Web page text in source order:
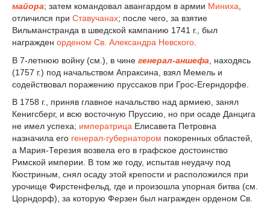
майора; затем командовал авангардом в армии Миниха
отличился при Ставучанах; после чего, за взятие
Вильманстранда в шведской кампанию 1741 г., был
награжден орденом Св. Александра Невского
В 7-летнюю войну (см.), в чине генерал-аншефа , находясь
(1757 г.) под начальством Апраксина, взял Мемель и
содействовал поражению пруссаков при Грос-Егерндорфе.
В 1758 г., приняв главное начальство над армиею, занял
Кенигсберг, и всю восточную Пруссию, но при осаде Данцига
не имел успеха; императрица Елисавета Петровна
назначила его генерал-губернатором покоренных областей,
а Мария-Терезия возвела его в графское достоинство
Римской империи. В том же году, испытав неудачу под
Кюстриным, снял осаду этой крепости и расположился при
урочище Фирстенфельд, где и произошла упорная битва (см.
Цорндорф), за которую Ферзен был награжден орденом Св.